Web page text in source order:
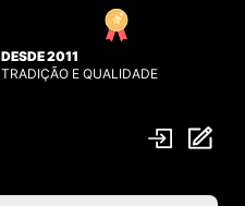
DESDE 2011
TRADIÇÃO E QUALIDADE